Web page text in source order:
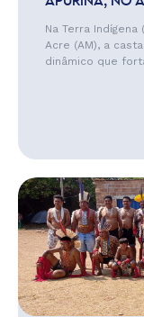
Na Terra
Acre (AM), a
dinâmico que